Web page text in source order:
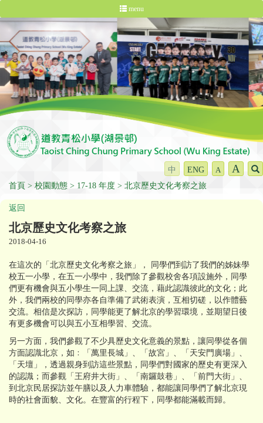
menu
中 ENG A A
首頁 校園動態 17-18 年度 北京歷史文化考察之旅
返回
北京歷史文化考察之旅
2018-04-16
在這次的「北京歷史文化考察之旅」， 同學們到訪了我們的姊妹學
校五一小學，在五一小學中，我們除了參觀校舍各項設施外，同學
們更有機會與五小學生一同上課、交流，藉此認識彼此的文化；此
外，我們兩校的同學亦各自準備了武術表演，互相切磋，以作體藝
交流。相信是次探訪，同學能更了解北京的學習環境，並期望日後
有更多機會可以與五小互相學習、交流。
另一方面，我們參觀了不少具歷史文化意義的景點，讓同學從各個
方面認識北京，如﹕「萬里長城」、「故宮」、「天安門廣場」、
「天壇」，透過親身到訪這些景點，同學們對國家的歷史有更深入
的認識；而參觀「王府井大街」、「南鑼鼓巷」、「前門大街」、
到北京民居探訪並午膳以及人力車體驗，都能讓同學們了解北京現
時的社會面貌、文化。在豐富的行程下，同學都能滿載而歸。